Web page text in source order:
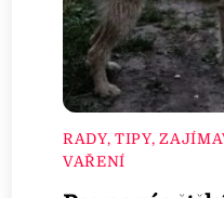
RADY, TIPY,
VAŘENÍ